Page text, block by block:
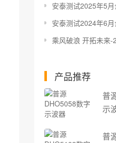
安泰测试2025年5
安泰测试2024年6
乘风破浪 开拓未来-
产品推荐
普
示
普